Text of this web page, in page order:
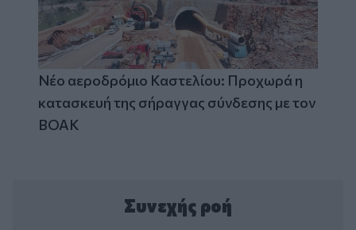
Νέο αεροδρόμιο Καστελίου: Προχωρά η
κατασκευή της σήραγγας σύνδεσης με τον
ΒΟΑΚ
Συνεχής ροή